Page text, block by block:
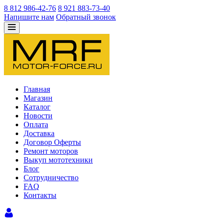
8 812 986-42-76 8 921 883-73-40
Напишите нам Обратный звонок
Главная
Магазин
Каталог
Новости
Оплата
Доставка
Договор Оферты
Ремонт моторов
Выкуп мототехники
Блог
Сотрудничество
FAQ
Контакты